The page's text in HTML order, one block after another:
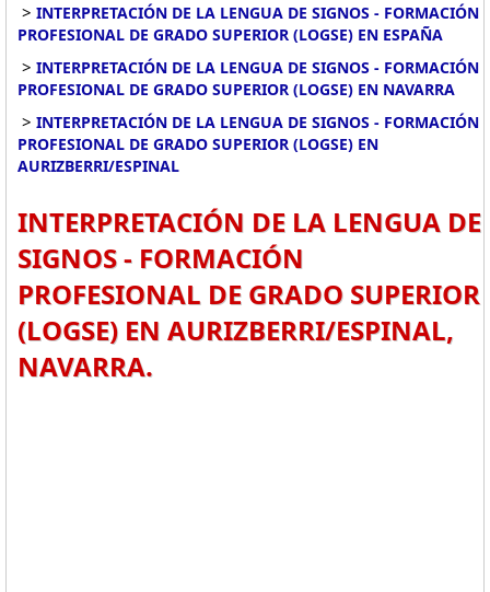
> INTERPRETACIÓN DE LA LENGUA DE SIGNOS - FORMACIÓN
PROFESIONAL DE GRADO SUPERIOR (LOGSE) EN ESPAÑA
> INTERPRETACIÓN DE LA LENGUA DE SIGNOS - FORMACIÓN
PROFESIONAL DE GRADO SUPERIOR (LOGSE) EN NAVARRA
> INTERPRETACIÓN DE LA LENGUA DE SIGNOS - FORMACIÓN
PROFESIONAL DE GRADO SUPERIOR (LOGSE) EN
AURIZBERRI/ESPINAL
INTERPRETACIÓN DE LA LENGUA DE
SIGNOS - FORMACIÓN
PROFESIONAL DE GRADO SUPERIOR
(LOGSE) EN AURIZBERRI/ESPINAL,
NAVARRA.